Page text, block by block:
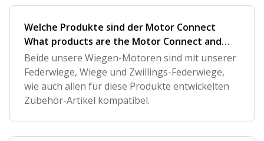
Welche Produkte sind der Motor Connect
What products are the Motor Connect and
Motor Original compatible with?
Beide unsere Wiegen-Motoren sind mit unserer
Federwiege, Wiege und Zwillings-Federwiege,
wie auch allen für diese Produkte entwickelten
Zubehör-Artikel kompatibel.